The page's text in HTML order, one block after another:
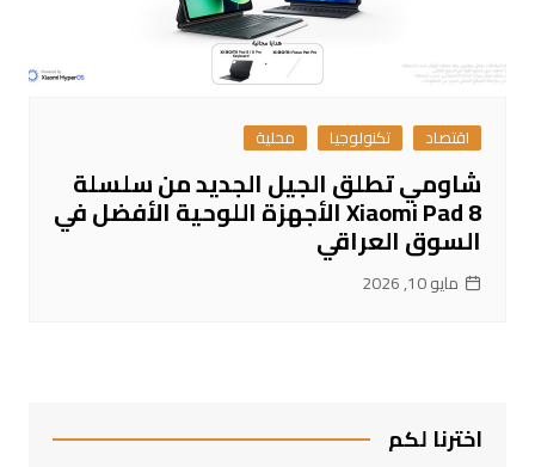
اقتصاد تكنولوجيا محلية
شاومي تطلق الجيل الجديد من سلسلة
Xiaomi Pad 8 الأجهزة اللوحية الأفضل في
السوق العراقي
مايو 10, 2026
اخترنا لكم